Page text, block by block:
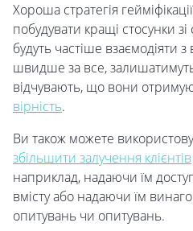
Хороша стратегія
побудувати кращі стосунки
будуть частіше взаємодіяти
швидше за все,
відчувають, що вони
вірність.
Ви також можете
збільшити залучення клієнтів
наприклад, надаючи їм
вмісту або надаючи їм
опитувань чи опитувань.